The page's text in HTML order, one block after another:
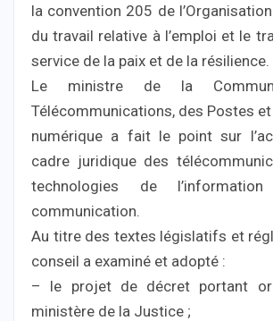
la convention 205 de
du travail relative à l’emploi et le
service de la paix et de la résilience.
Le ministre de la
Télécommunications, des Postes et
numérique a fait le point sur
cadre juridique des
technologies de
communication.
Au titre des textes législatifs et
conseil a examiné et adopté :
– le projet de décret portant
ministère de la Justice ;